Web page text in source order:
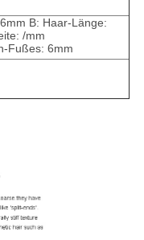
B: Haar-Länge:
/mm
Fußes: 6mm